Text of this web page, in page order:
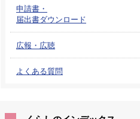
申請書・
届出書ダウンロード
広報・広聴
よくある質問